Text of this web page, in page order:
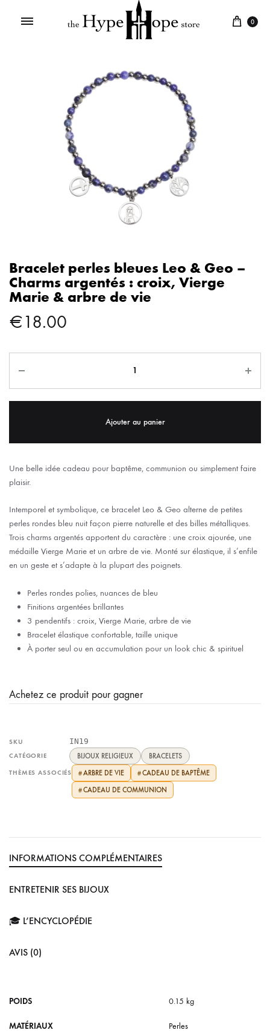
0
Bracelet perles bleues Leo & Geo –
Charms argentés : croix, Vierge
Marie & arbre de vie
€18.00
Ajouter au panier
Une belle idée cadeau pour baptême, communion ou simplement faire
plaisir.
Intemporel et symbolique, ce bracelet Leo & Geo alterne de petites
perles rondes bleu nuit façon pierre naturelle et des billes métalliques.
Trois charms argentés apportent du caractère : une croix ajourée, une
médaille Vierge Marie et un arbre de vie. Monté sur élastique, il s’enfile
en un geste et s’adapte à la plupart des poignets.
Perles rondes polies, nuances de bleu
Finitions argentées brillantes
3 pendentifs : croix, Vierge Marie, arbre de vie
Bracelet élastique confortable, taille unique
À porter seul ou en accumulation pour un look chic & spirituel
Achetez ce produit pour gagner
SKU IN19
CATÉGORIE BIJOUX RELIGIEUX BRACELETS
THÈMES ASSOCIÉS #ARBRE DE VIE #CADEAU DE BAPTÊME
#CADEAU DE COMMUNION
INFORMATIONS COMPLÉMENTAIRES
ENTRETENIR SES BIJOUX
🎓 L’ENCYCLOPÉDIE
AVIS (0)
POIDS 0.15 kg
MATÉRIAUX Perles